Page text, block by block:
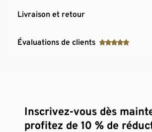
Livraison et retour
Évaluations de clients
Inscrivez-vous dès
profitez de 10 % de